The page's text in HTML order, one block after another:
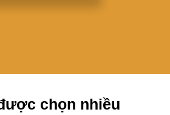
chọn nhiều